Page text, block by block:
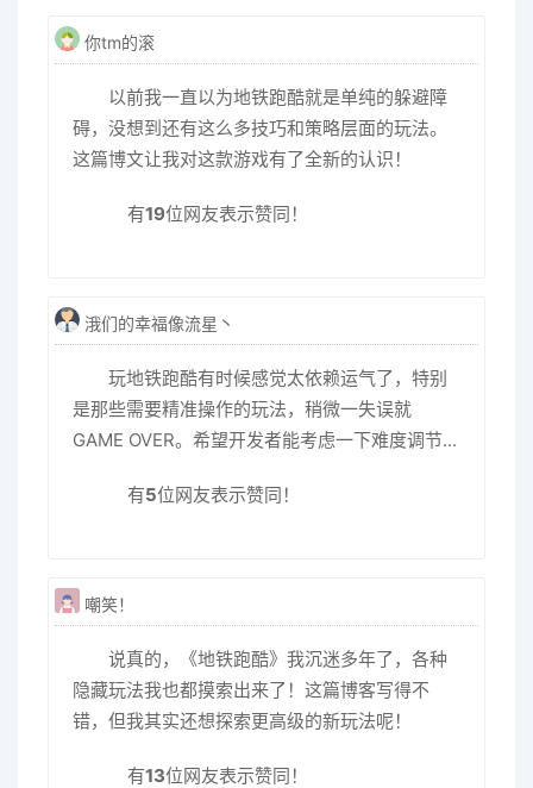
你tm的滚
以前我一直以为地铁跑酷就是单纯的躲避障
碍，没想到还有这么多技巧和策略层面的玩法。
这篇博文让我对这款游戏有了全新的认识！
有19位网友表示赞同！
涐们的幸福像流星丶
玩地铁跑酷有时候感觉太依赖运气了，特别
是那些需要精准操作的玩法，稍微一失误就
GAME OVER。希望开发者能考虑一下难度调节...
有5位网友表示赞同！
嘲笑！
说真的，《地铁跑酷》我沉迷多年了，各种
隐藏玩法我也都摸索出来了！这篇博客写得不
错，但我其实还想探索更高级的新玩法呢！
有13位网友表示赞同！